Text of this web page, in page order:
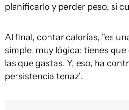
planificarlo y perder peso, si
Al final, contar calorías, "es
simple, muy lógica: tienes
las que gastas. Y, eso, ha
persistencia tenaz".